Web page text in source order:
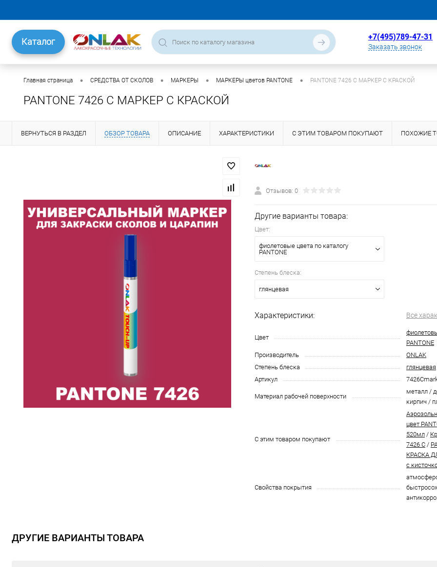
Каталог +7(495)789-47-31
Заказать звонок
Главная страница • СРЕДСТВА ОТ СКОЛОВ • МАРКЕРЫ • МАРКЕРЫ цветов PANTONE • PANTONE 7426 C МАРКЕР С КРАСКОЙ
PANTONE 7426 C МАРКЕР С КРАСКОЙ
ВЕРНУТЬСЯ В РАЗДЕЛ ОБЗОР ТОВАРА ОПИСАНИЕ ХАРАКТЕРИСТИКИ С ЭТИМ ТОВАРОМ ПОКУПАЮТ ПОХОЖИЕ
Отзывов: 0
Другие варианты товара:
Цвет:
фиолетовые цвета по каталогу
PANTONE
Степень блеска:
глянцевая
Характеристики: Все
Цвет
PANTONE
Производитель
ONLAK
Степень блеска
глянцевая
Артикул
Материал рабочей поверхности
металл /
кирпич /
С этим товаром покупают
цвет
520мл /
7426 C /
КРАСКА
с
Свойства покрытия
ДРУГИЕ ВАРИАНТЫ ТОВАРА